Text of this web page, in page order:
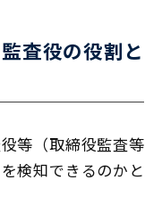
査役の役割と
等（取締役監査等
検知できるのかと